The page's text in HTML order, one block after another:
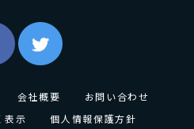
会社概要
お問い合わせ
表示
個人情報保護方針